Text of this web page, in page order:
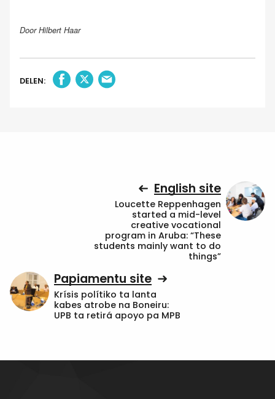
Door Hilbert Haar
DELEN:
English site
Loucette Reppenhagen
started a mid-level
creative vocational
program in Aruba: “These
students mainly want to do
things”
Papiamentu site
Krísis polítiko ta lanta
kabes atrobe na Boneiru:
UPB ta retirá apoyo pa MPB